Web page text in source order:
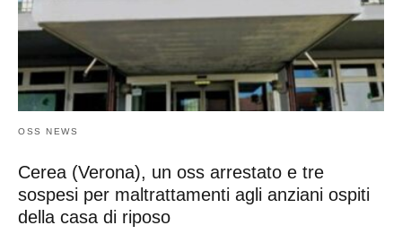
OSS NEWS
Cerea (Verona), un oss arrestato e tre
sospesi per maltrattamenti agli anziani ospiti
della casa di riposo